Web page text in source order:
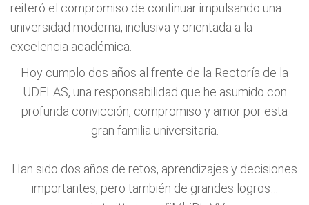
reiteró el compromiso de continuar impulsando una
universidad moderna, inclusiva y orientada a la
excelencia académica.
Hoy cumplo dos años al frente de la Rectoría de la
UDELAS, una responsabilidad que he asumido con
profunda convicción, compromiso y amor por esta
gran familia universitaria.
Han sido dos años de retos, aprendizajes y decisiones
importantes, pero también de grandes logros…